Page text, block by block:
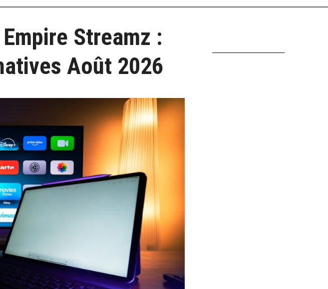
Streamz :
Août 2026